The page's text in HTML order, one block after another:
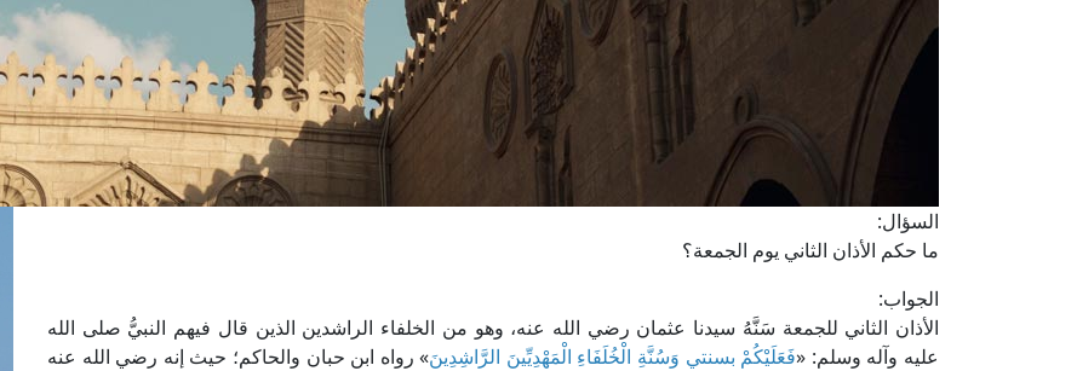
السؤال:
ما حكم الأذان الثاني يوم الجمعة؟
الجواب:
الأذان الثاني للجمعة سَنَّهُ سيدنا عثمان رضي الله عنه، وهو من الخلفاء الراشدين الذين قال فيهم النبيُّ صلى الله
عليه وآله وسلم: «فَعَلَيْكُمْ بسنتي وَسُنَّةِ الْخُلَفَاءِ الْمَهْدِيِّينَ الرَّاشِدِينَ» رواه ابن حبان والحاكم؛ حيث إنه رضي الله عنه